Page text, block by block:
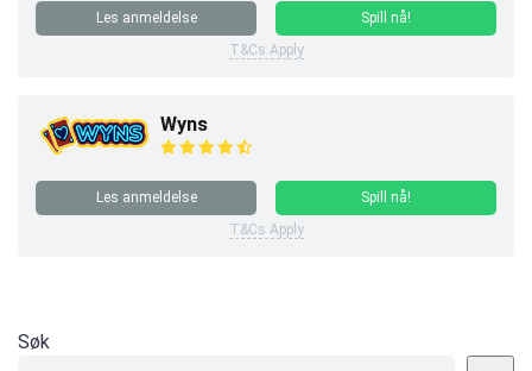
Les anmeldelse
Spill nå!
T&Cs Apply
Wyns
Les anmeldelse
Spill nå!
T&Cs Apply
Søk